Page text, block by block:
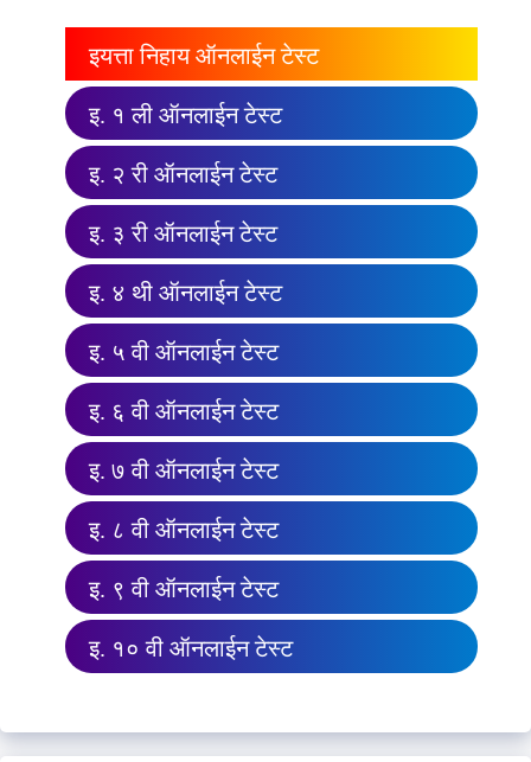
इयत्ता निहाय ऑनलाईन टेस्ट
इ. १ ली ऑनलाईन टेस्ट
इ. २ री ऑनलाईन टेस्ट
इ. ३ री ऑनलाईन टेस्ट
इ. ४ थी ऑनलाईन टेस्ट
इ. ५ वी ऑनलाईन टेस्ट
इ. ६ वी ऑनलाईन टेस्ट
इ. ७ वी ऑनलाईन टेस्ट
इ. ८ वी ऑनलाईन टेस्ट
इ. ९ वी ऑनलाईन टेस्ट
इ. १० वी ऑनलाईन टेस्ट